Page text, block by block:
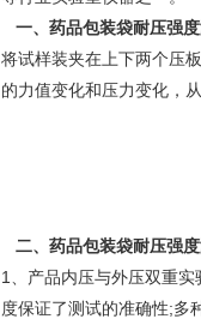
一、 药品包装袋耐压强
将试样装夹在上下两个压
的力值变化和压力变化，
二、 药品包装袋耐压强
1、产品内压与外压双重
度保证了测试的准确性;多